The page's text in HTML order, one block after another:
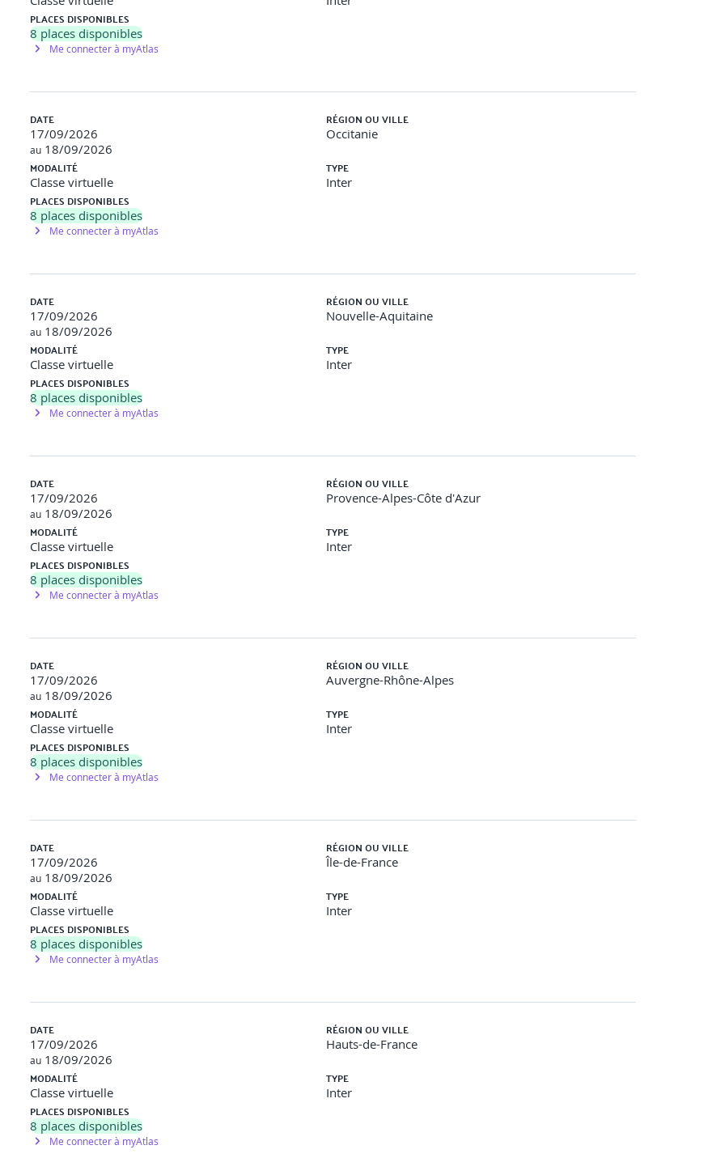
donnée à récupérer pour
et le Machine Learning
et R
et solutions
scientist, data analyst, etc.
outils
le traitement et la prédiction
Learning
actif...)
approches linéaires
à support de vecteurs
prédiction
PLACES DISPONIBLES
8 places disponibles
Me connecter à myAtlas
DATE
17/09/2026
au 18/09/2026
RÉGION OU VILLE
Occitanie
MODALITÉ
Classe virtuelle
TYPE
Inter
PLACES DISPONIBLES
8 places disponibles
Me connecter à myAtlas
DATE
17/09/2026
au 18/09/2026
RÉGION OU VILLE
Nouvelle-Aquitaine
MODALITÉ
Classe virtuelle
TYPE
Inter
PLACES DISPONIBLES
8 places disponibles
Me connecter à myAtlas
DATE
17/09/2026
au 18/09/2026
RÉGION OU VILLE
Provence-Alpes-Côte d'Azur
MODALITÉ
Classe virtuelle
TYPE
Inter
PLACES DISPONIBLES
8 places disponibles
Me connecter à myAtlas
DATE
17/09/2026
au 18/09/2026
RÉGION OU VILLE
Auvergne-Rhône-Alpes
MODALITÉ
Classe virtuelle
TYPE
Inter
PLACES DISPONIBLES
8 places disponibles
Me connecter à myAtlas
DATE
17/09/2026
au 18/09/2026
RÉGION OU VILLE
Île-de-France
MODALITÉ
Classe virtuelle
TYPE
Inter
PLACES DISPONIBLES
8 places disponibles
Me connecter à myAtlas
DATE
17/09/2026
au 18/09/2026
RÉGION OU VILLE
Hauts-de-France
MODALITÉ
Classe virtuelle
TYPE
Inter
PLACES DISPONIBLES
8 places disponibles
Me connecter à myAtlas